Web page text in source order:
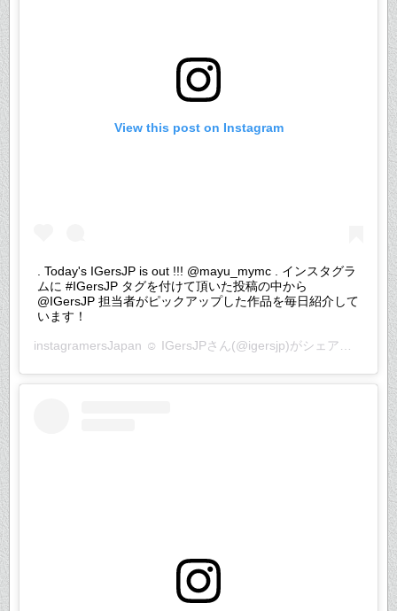
View this post on Instagram
. Today's IGersJP is out !!! @mayu_mymc . インスタグラ
ムに #IGersJP タグを付けて頂いた投稿の中から
@IGersJP 担当者がピックアップした作品を毎日紹介して
います！
instagramersJapan ☺︎ IGersJPさん(@igersjp)がシェアした投稿 –